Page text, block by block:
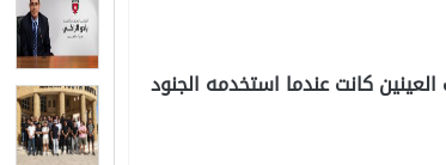
كانت عندما استخدمه الجنود